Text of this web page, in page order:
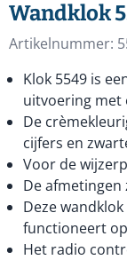
Wandklok
Artikelnummer:
Klok 5549 is
uitvoering met
De
cijfers en
Voor de
De afmetingen
Deze
functioneert
Het radio